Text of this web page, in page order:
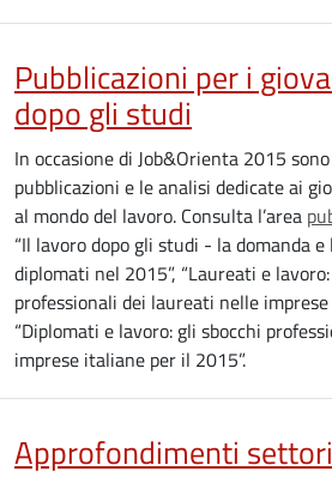
Pubblicazioni per i
dopo gli studi
In occasione di Job&Orienta 2015
pubblicazioni e le analisi dedicate ai
al mondo del lavoro. Consulta l’area
“Il lavoro dopo gli studi - la domanda
diplomati nel 2015”, “Laureati e
professionali dei laureati nelle
“Diplomati e lavoro: gli sbocchi
imprese italiane per il 2015”.
Approfondimenti